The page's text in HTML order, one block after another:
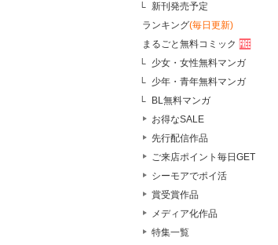
新刊発売予定
ランキング(毎日更新)
まるごと無料コミック
少女・女性無料マンガ
少年・青年無料マンガ
BL無料マンガ
お得なSALE
先行配信作品
ご来店ポイント毎日GET
シーモアでポイ活
賞受賞作品
メディア化作品
特集一覧